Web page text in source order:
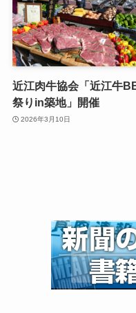
近江肉牛協会「近江牛
祭りin築地」開催
2026年3月10日